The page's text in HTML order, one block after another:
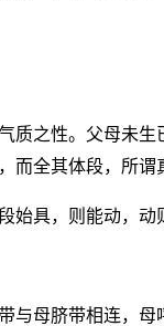
质之性。父母未
而全其体段，所
始具，则能动，
与母脐带相连，